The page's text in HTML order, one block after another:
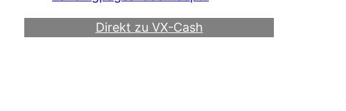
Direkt zu VX-Cash